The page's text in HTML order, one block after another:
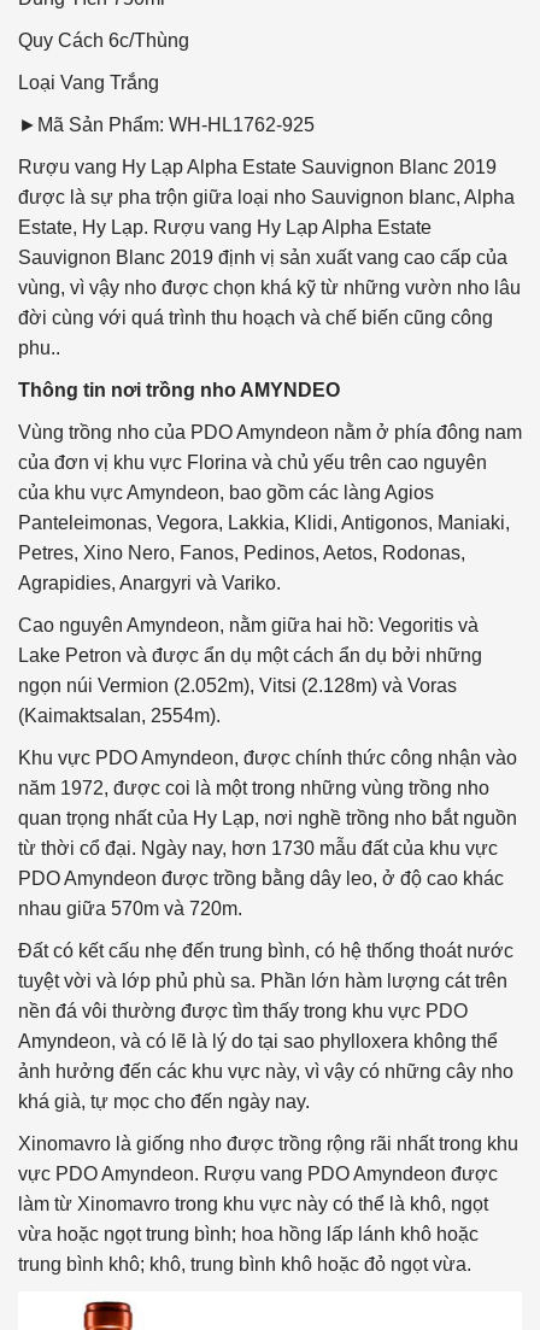
Quy Cách 6c/Thùng
Loại Vang Trắng
►Mã Sản Phẩm: WH-HL1762-925
Rượu vang Hy Lạp Alpha Estate Sauvignon Blanc 2019
được là sự pha trộn giữa loại nho Sauvignon blanc, Alpha
Estate, Hy Lạp. Rượu vang Hy Lạp Alpha Estate
Sauvignon Blanc 2019 định vị sản xuất vang cao cấp của
vùng, vì vậy nho được chọn khá kỹ từ những vườn nho lâu
đời cùng với quá trình thu hoạch và chế biến cũng công
phu..
Thông tin nơi trồng nho AMYNDEO
Vùng trồng nho của PDO Amyndeon nằm ở phía đông nam
của đơn vị khu vực Florina và chủ yếu trên cao nguyên
của khu vực Amyndeon, bao gồm các làng Agios
Panteleimonas, Vegora, Lakkia, Klidi, Antigonos, Maniaki,
Petres, Xino Nero, Fanos, Pedinos, Aetos, Rodonas,
Agrapidies, Anargyri và Variko.
Cao nguyên Amyndeon, nằm giữa hai hồ: Vegoritis và
Lake Petron và được ẩn dụ một cách ẩn dụ bởi những
ngọn núi Vermion (2.052m), Vitsi (2.128m) và Voras
(Kaimaktsalan, 2554m).
Khu vực PDO Amyndeon, được chính thức công nhận vào
năm 1972, được coi là một trong những vùng trồng nho
quan trọng nhất của Hy Lạp, nơi nghề trồng nho bắt nguồn
từ thời cổ đại. Ngày nay, hơn 1730 mẫu đất của khu vực
PDO Amyndeon được trồng bằng dây leo, ở độ cao khác
nhau giữa 570m và 720m.
Đất có kết cấu nhẹ đến trung bình, có hệ thống thoát nước
tuyệt vời và lớp phủ phù sa. Phần lớn hàm lượng cát trên
nền đá vôi thường được tìm thấy trong khu vực PDO
Amyndeon, và có lẽ là lý do tại sao phylloxera không thể
ảnh hưởng đến các khu vực này, vì vậy có những cây nho
khá già, tự mọc cho đến ngày nay.
Xinomavro là giống nho được trồng rộng rãi nhất trong khu
vực PDO Amyndeon. Rượu vang PDO Amyndeon được
làm từ Xinomavro trong khu vực này có thể là khô, ngọt
vừa hoặc ngọt trung bình; hoa hồng lấp lánh khô hoặc
trung bình khô; khô, trung bình khô hoặc đỏ ngọt vừa.